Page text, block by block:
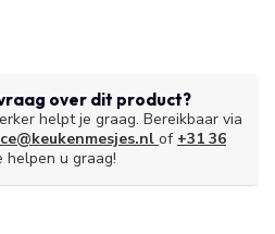
over dit product?
helpt je graag. Bereikbaar via
of +31 36
helpen u graag!